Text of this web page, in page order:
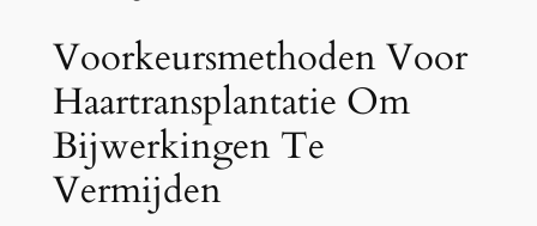
Voorkeursmethoden Voor
Haartransplantatie Om
Bijwerkingen Te
Vermijden